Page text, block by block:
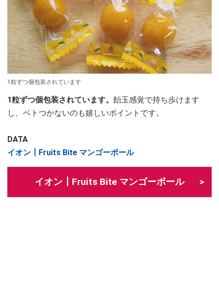
1粒ずつ個包装されています
1粒ずつ個包装されています。 飴玉感覚で持ち歩けます
し、ベトつかないのも嬉しいポイントです。
DATA
イオン┃Fruits Bite マンゴーボール
イオン┃Fruits Bite マンゴーボール